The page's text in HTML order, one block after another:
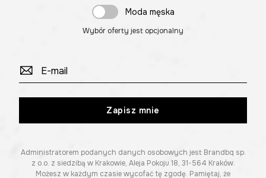
Moda męska
Wybór oferty jest opcjonalny
Zapisz mnie
Administratorem podanych danych osobowych jest Brandbq sp.
z o.o. z siedzibą w Krakowie, Aleja Pokoju 18, 31-564 Kraków.
Możesz w każdym czasie wycofać tę zgodę. Pamiętaj, że